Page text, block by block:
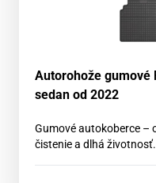
Autorohože gumové
sedan od 2022
Gumové autokoberce –
čistenie a dlhá životnosť.